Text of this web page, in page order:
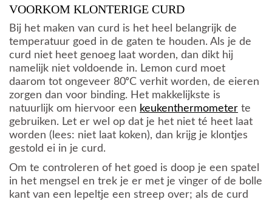
VOORKOM KLONTERIGE CURD
Bij het maken van curd is het heel belangrijk de
temperatuur goed in de gaten te houden. Als je de
curd niet heet genoeg laat worden, dan dikt hij
namelijk niet voldoende in. Lemon curd moet
daarom tot ongeveer 80ᵒC verhit worden, de eieren
zorgen dan voor binding. Het makkelijkste is
natuurlijk om hiervoor een keukenthermometer te
gebruiken. Let er wel op dat je het niet té heet laat
worden (lees: niet laat koken), dan krijg je klontjes
gestold ei in je curd.
Om te controleren of het goed is doop je een spatel
in het mengsel en trek je er met je vinger of de bolle
kant van een lepeltje een streep over; als de curd